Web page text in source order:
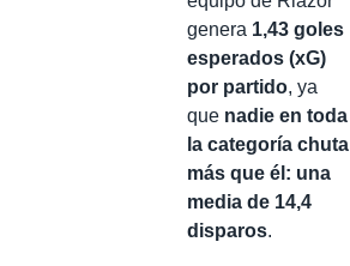
genera 1,43 goles
esperados (xG)
por partido, ya
que nadie en toda
la categoría chuta
más que él: una
media de 14,4
disparos.